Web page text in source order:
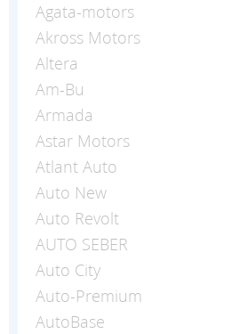
Agata-motors
Akross Motors
Altera
Am-Bu
Armada
Astar Motors
Atlant Auto
Auto New
Auto Revolt
AUTO SEBER
Auto Сity
Auto-Premium
AutoBase